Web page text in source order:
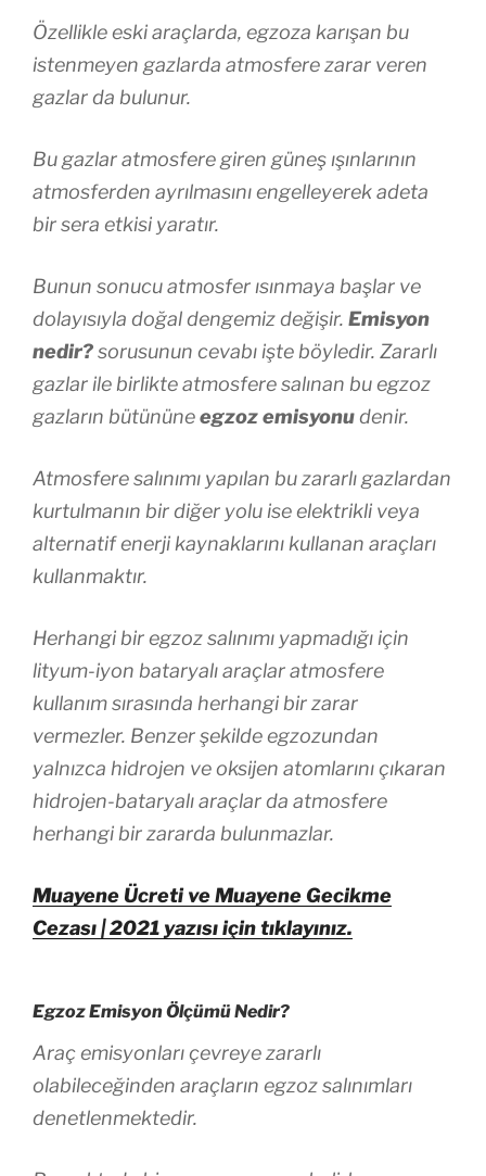
Özellikle eski araçlarda, egzoza karışan bu
istenmeyen gazlarda atmosfere zarar veren
gazlar da bulunur.
Bu gazlar atmosfere giren güneş ışınlarının
atmosferden ayrılmasını engelleyerek adeta
bir sera etkisi yaratır.
Bunun sonucu atmosfer ısınmaya başlar ve
dolayısıyla doğal dengemiz değişir. Emisyon
nedir?sorusunun cevabı işte böyledir. Zararlı
gazlar ile birlikte atmosfere salınan bu egzoz
gazların bütününeegzoz emisyonudenir.
Atmosfere salınımı yapılan bu zararlı gazlardan
kurtulmanın bir diğer yolu ise elektrikli veya
alternatif enerji kaynaklarını kullanan araçları
kullanmaktır.
Herhangi bir egzoz salınımı yapmadığı için
lityum-iyon bataryalı araçlar atmosfere
kullanım sırasında herhangi bir zarar
vermezler. Benzer şekilde egzozundan
yalnızca hidrojen ve oksijen atomlarını çıkaran
hidrojen-bataryalı araçlar da atmosfere
herhangi bir zararda bulunmazlar.
Muayene Ücreti ve Muayene Gecikme
Cezası | 2021 yazısı için tıklayınız.
Egzoz Emisyon Ölçümü Nedir?
Araç emisyonları çevreye zararlı
olabileceğinden araçların egzoz salınımları
denetlenmektedir.